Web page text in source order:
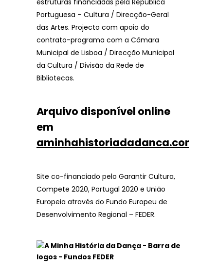
estruturas financiadas pela República
Portuguesa – Cultura / Direcção-Geral
das Artes. Projecto com apoio do
contrato-programa com a Câmara
Municipal de Lisboa / Direcção Municipal
da Cultura / Divisão da Rede de
Bibliotecas.
Arquivo disponível online
em
aminhahistoriadadanca.com
Site co-financiado pelo Garantir Cultura,
Compete 2020, Portugal 2020 e União
Europeia através do Fundo Europeu de
Desenvolvimento Regional – FEDER.